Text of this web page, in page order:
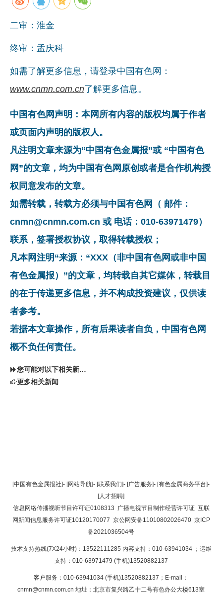
二审：淮金
终审：孟庆科
如需了解更多信息，请登录中国有色网：
www.cnmn.com.cn了解更多信息。
中国有色网声明：本网所有内容的版权均属于作者
或页面内声明的版权人。
凡注明文章来源为“中国有色金属报”或 “中国有色
网”的文章，均为中国有色网原创或者是合作机构授
权同意发布的文章。
如需转载，转载方必须与中国有色网（ 邮件：
cnmn@cnmn.com.cn 或 电话：010-63971479）
联系，签署授权协议，取得转载授权；
凡本网注明“来源：“XXX（非中国有色网或非中国
有色金属报）”的文章，均转载自其它媒体，转载目
的在于传递更多信息，并不构成投资建议，仅供读
者参考。
若据本文章操作，所有后果读者自负，中国有色网
概不负任何责任。
您可能对以下相关新闻同样感兴趣
更多相关新闻
返回顶部
返回首页
[中国有色金属报社]- [网站导航]- [联系我们]- [广告服务]- [有色金属商务平台]-
[人才招聘]
信息网络传播视听节目许可证0108313 广播电视节目制作经营许可证 互联
网新闻信息服务许可证10120170077 京公网安备11010802026470 京ICP
备2021036504号
技术支持热线(7X24小时)：13522111285 内容支持：010-63941034 ；运维
支持：010-63971479 (手机)13520882137
客户服务：010-63941034 (手机)13520882137；E-mail：
cnmn@cnmn.com.cn 地址：北京市复兴路乙十二号有色办公大楼613室